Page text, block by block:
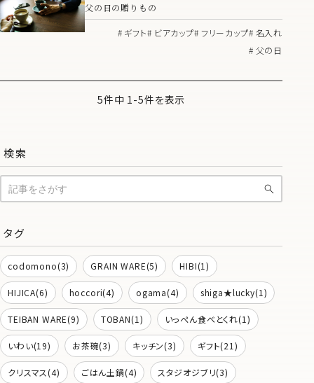
父の日の贈りもの
ギフト ビアカップ フリーカップ
名入れ
父の日
5件中 1-5件を表示
検索
タグ
codomono(3) GRAIN WARE(5) HIBI(1)
HIJICA(6) hoccori(4) ogama(4) shiga★lucky(1)
TEIBAN WARE(9) TOBAN(1) いっぺん食べとくれ(1)
いわい(19) お茶碗(3) キッチン(3) ギフト(21)
クリスマス(4) ごはん土鍋(4) スタジオジブリ(3)